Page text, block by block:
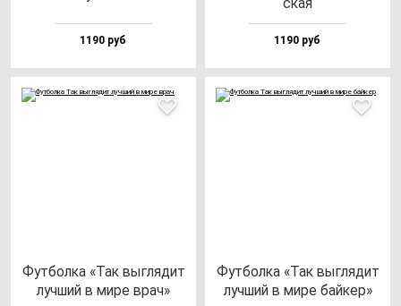
1190 руб 1190 руб
Фут­бол­ка «Так выг­ля­дит
луч­ший в ми­ре врач»
Фут­бол­ка «Так выг­ля­дит
луч­ший в ми­ре бай­кер»